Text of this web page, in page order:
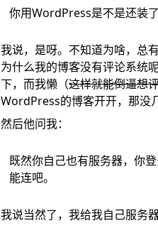
你用WordPress是不是还装
我说，是呀。不知道为啥，总
为什么我的博客没有评论系统
下，而我懒（这样就能倒逼想
WordPress的博客开开，那没
然后他问我：
既然你自己也有服务器，你
能连吧。
我说当然了，我给我自己服务